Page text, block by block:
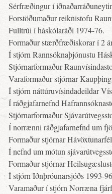
Sérfræðingur í
Forstöðumaður reiknistofu
Fulltrúi í háskólaráði 1974-76.
Formaður stærðfræðiskorar í 2
Í stjórn Rannsóknaþjónustu
Stjórnarformaður
Varaformaður stjórnar
Í stjórn náttúruvísindadeildar
Í ráðgjafarnefnd
Stjórnarformaður
Í norrænni ráðgjafarnefnd um
Formaður stjórnar
Í nefnd um mótun
Formaður stjórnar
Í stjórn Iðnþróunarsjóðs 1993-
Varamaður í stjórn Norræna